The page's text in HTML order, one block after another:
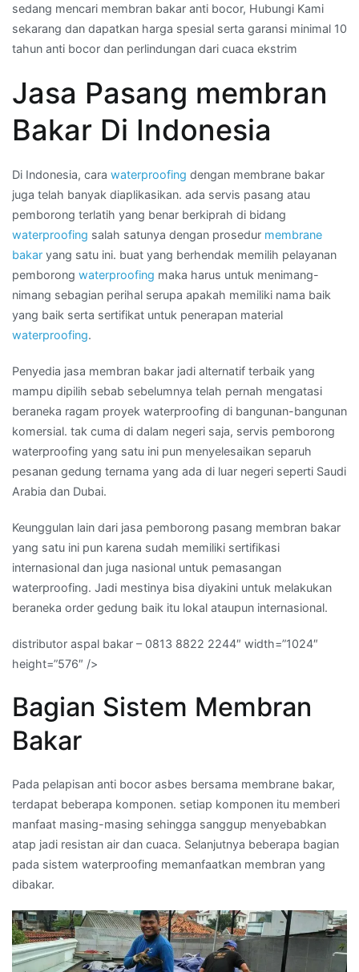
–
What
App
:
waterproofing
roll
di
Wilayah
LEBAK
BULUS
sedang mencari membran bakar anti bocor, Hubungi Kami
sekarang dan dapatkan harga spesial serta garansi minimal 10
tahun anti bocor dan perlindungan dari cuaca ekstrim
Jasa Pasang membran
Bakar Di Indonesia
Di Indonesia, cara waterproofing dengan membrane bakar
juga telah banyak diaplikasikan. ada servis pasang atau
pemborong terlatih yang benar berkiprah di bidang
waterproofing salah satunya dengan prosedur membrane
bakar yang satu ini. buat yang berhendak memilih pelayanan
pemborong waterproofing maka harus untuk menimang-
nimang sebagian perihal serupa apakah memiliki nama baik
yang baik serta sertifikat untuk penerapan material
waterproofing.
Penyedia jasa membran bakar jadi alternatif terbaik yang
mampu dipilih sebab sebelumnya telah pernah mengatasi
beraneka ragam proyek waterproofing di bangunan-bangunan
komersial. tak cuma di dalam negeri saja, servis pemborong
waterproofing yang satu ini pun menyelesaikan separuh
pesanan gedung ternama yang ada di luar negeri seperti Saudi
Arabia dan Dubai.
Keunggulan lain dari jasa pemborong pasang membran bakar
yang satu ini pun karena sudah memiliki sertifikasi
internasional dan juga nasional untuk pemasangan
waterproofing. Jadi mestinya bisa diyakini untuk melakukan
beraneka order gedung baik itu lokal ataupun internasional.
distributor aspal bakar – 0813 8822 2244″ width=”1024″
height=”576″ />
Bagian Sistem Membran
Bakar
Pada pelapisan anti bocor asbes bersama membrane bakar,
terdapat beberapa komponen. setiap komponen itu memberi
manfaat masing-masing sehingga sanggup menyebabkan
atap jadi resistan air dan cuaca. Selanjutnya beberapa bagian
pada sistem waterproofing memanfaatkan membran yang
dibakar.